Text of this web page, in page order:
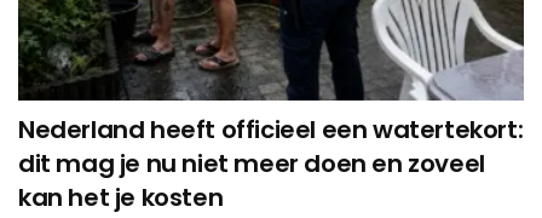
Nederland heeft officieel een watertekort:
dit mag je nu niet meer doen en zoveel
kan het je kosten